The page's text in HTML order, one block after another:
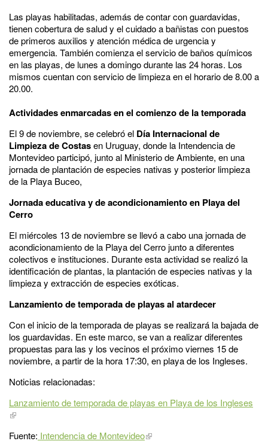
Las playas habilitadas, además de contar con guardavidas,
tienen cobertura de salud y el cuidado a bañistas con puestos
de primeros auxilios y atención médica de urgencia y
emergencia. También comienza el servicio de baños químicos
en las playas, de lunes a domingo durante las 24 horas. Los
mismos cuentan con servicio de limpieza en el horario de 8.00 a
20.00.
Actividades enmarcadas en el comienzo de la temporada
El 9 de noviembre, se celebró el Día Internacional de
Limpieza de Costasen Uruguay, donde la Intendencia de
Montevideo participó, junto al Ministerio de Ambiente, en una
jornada de plantación de especies nativas y posterior limpieza
de la Playa Buceo,
Jornada educativa y de acondicionamiento en Playa del
Cerro
El miércoles 13 de noviembre se llevó a cabo una jornada de
acondicionamiento de la Playa del Cerro junto a diferentes
colectivos e instituciones. Durante esta actividad se realizó la
identificación de plantas, la plantación de especies nativas y la
limpieza y extracción de especies exóticas.
Lanzamiento de temporada de playas al atardecer
Con el inicio de la temporada de playas se realizará la bajada de
los guardavidas. En este marco, se van a realizar diferentes
propuestas para las y los vecinos el próximo viernes 15 de
noviembre, a partir de la hora 17:30, en playa de los Ingleses.
Noticias relacionadas:
Lanzamiento de temporada de playas en Playa de los Ingleses
Fuente: Intendencia de Montevideo